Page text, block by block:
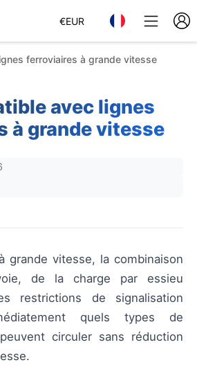
€EUR
ferroviaires à grande vitesse
avec lignes
à grande vitesse
grande vitesse, la combinaison
de la charge par essieu
restrictions de signalisation
quels types de
circuler sans réduction